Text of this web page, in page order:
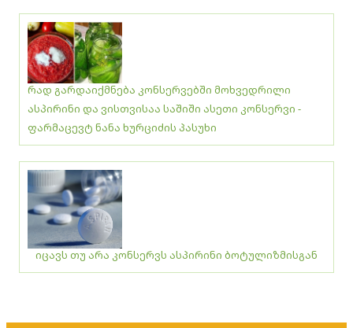
რად გარდაიქმნება კონსერვებში მოხვედრილი
ასპირინი და ვისთვისაა საშიში ასეთი კონსერვი -
ფარმაცევტ ნანა ხურციძის პასუხი
იცავს თუ არა კონსერვს ასპირინი ბოტულიზმისგან